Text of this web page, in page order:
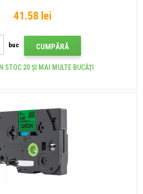
41.58 lei
buc CUMPĂRĂ
STOC 20 ȘI MAI MULTE BUCĂŢI